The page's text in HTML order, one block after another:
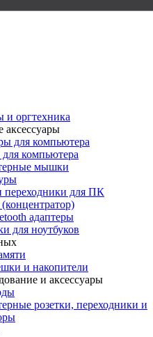
и оргтехника
для компьютера
компьютера
мышки
переходники для ПК
адаптеры
для ноутбуков
и накопители
и аксессуары
розетки, переходники и